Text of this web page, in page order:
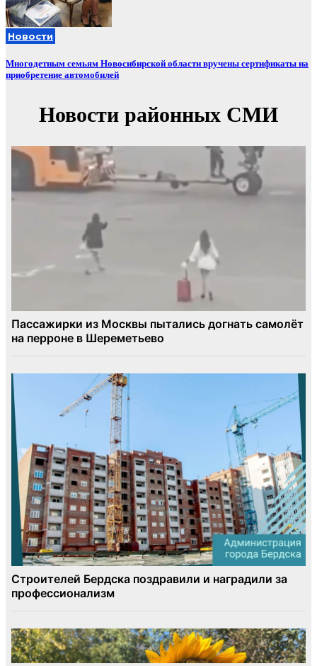
Новости
Многодетным семьям Новосибирской области вручены сертификаты на
приобретение автомобилей